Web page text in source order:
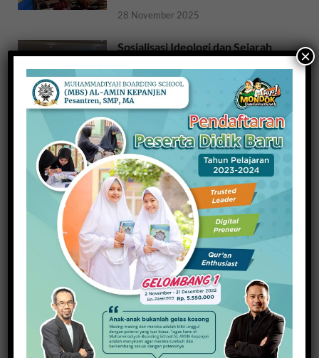
28 November 2025
Sosialisasi Ideologi dan Sejarah
Bangsa untuk NKRI
26 November 2025
Raih Indeks Harmoni Indonesia
dari Mendagri, Kesbangpol
Wujudkan Kampung Harmoni
20 November 2025
×